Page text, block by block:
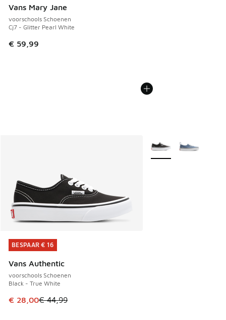
Vans Mary Jane
voorschools Schoenen
Cj7 - Glitter Pearl White
€ 59,99
BESPAAR € 16
Vans Authentic
voorschools Schoenen
Black - True White
Dit artikel is in de uitverkoop. Dit artikel is in de
€ 28,00€ 44,99
BESPAAR € 16
Meer kleuren